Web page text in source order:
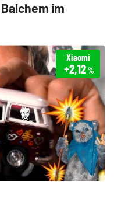
im
Xiaomi
+2,12%